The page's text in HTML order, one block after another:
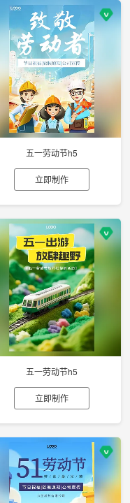
五一劳动节h5
立即制作
五一劳动节h5
立即制作